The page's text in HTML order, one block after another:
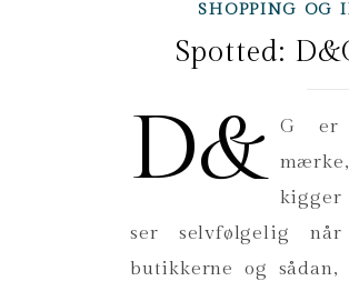
SHOPPING OG
Spotted:
D& G er
kigger
ser selvfølgelig
butikkerne og